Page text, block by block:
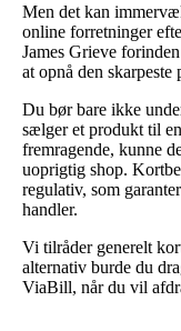
Men det kan
online forretninger
James Grieve
at opnå den skarpeste
Du bør bare ikke
sælger et produkt til
fremragende, kunne
uoprigtig shop.
regulativ, som
handler.
Vi tilråder generelt
alternativ burde du
ViaBill, når du vil